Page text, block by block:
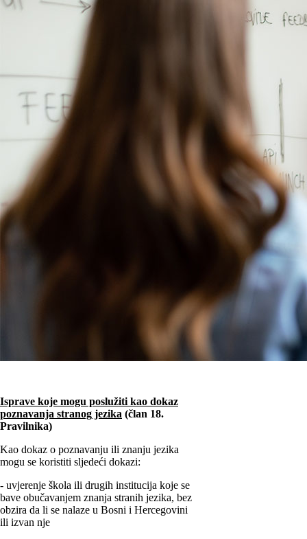
Isprave koje mogu poslužiti kao dokaz
poznavanja stranog jezika (član 18.
Pravilnika)
Kao dokaz o poznavanju ili znanju jezika
mogu se koristiti sljedeći dokazi:
- uvjerenje škola ili drugih institucija koje se
bave obučavanjem znanja stranih jezika, bez
obzira da li se nalaze u Bosni i Hercegovini
ili izvan nje